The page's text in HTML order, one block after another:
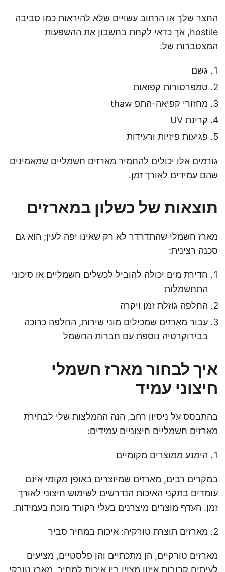
החצר שלך או הרחוב עשויים שלא להיראות כמו סביבה
hostile, אך כדאי לקחת בחשבון את ההשפעות
המצטברות של:
גשם
טמפרטורות קפואות
מחזורי קפיאה-התפ thaw
קרינת UV
פגיעות פיזיות ורעידות
גורמים אלו יכולים להחמיר מארזים חשמליים שמאמינים
שהם עמידים לאורך זמן.
תוצאות של כשלון במארזים
מארז חשמלי שהתדרדר לא רק שאינו יפה לעין; הוא גם
סכנה רצינית:
חדירת מים יכולה להוביל לכשלים חשמליים או סיכוני
התחשמלות
החלפה גוזלת זמן ויקרה
עבור מארזים שמכילים מוני שירות, החלפה כרוכה
בבירוקרטיה נוספת עם חברות החשמל
איך לבחור מארז חשמלי
חיצוני עמיד
בהתבסס על ניסיון רחב, הנה ההמלצות שלי לבחירת
מארזים חשמליים חיצוניים עמידים:
הימנע ממוצרים מקומיים
במקרים רבים, מארזים שמיוצרים באופן מקומי אינם
עומדים בתקני האיכות הנדרשים לשימוש חיצוני לאורך
זמן. העדף מוצרים מיצרנים בעלי רקורד מוכח בעמידות.
מארזים תוצרת טורקיה: איכות במחיר סביר
מארזים טורקיים, הן מתכתיים והן פלסטיים, מציעים
לעיתים קרובות איזון מצוין בין איכות למחיר. מארז טורקי